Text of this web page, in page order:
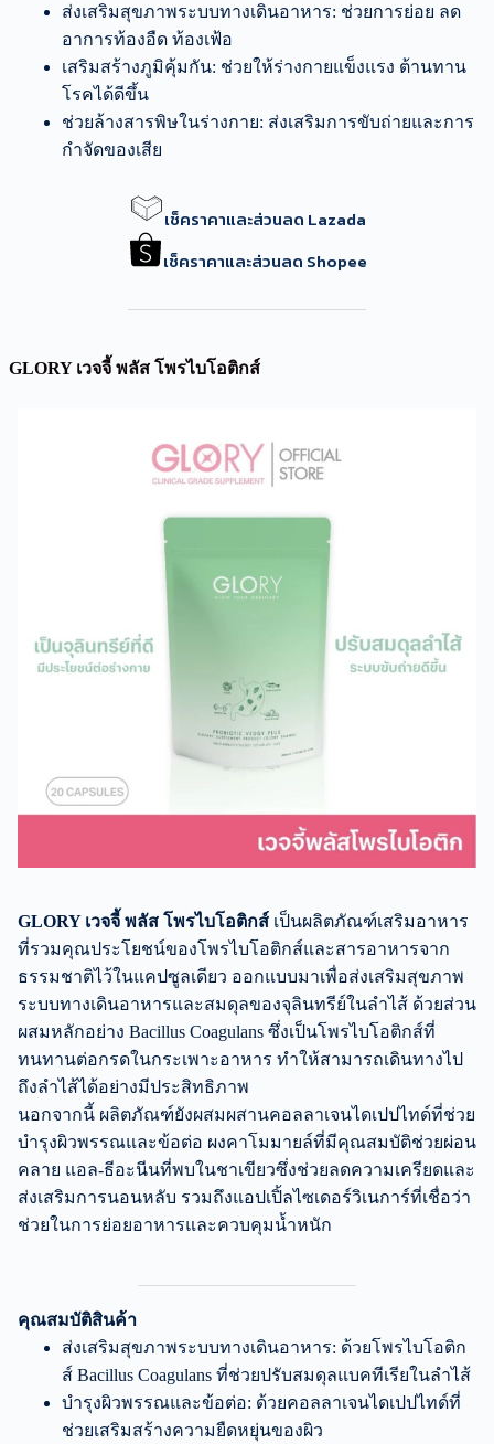
ส่งเสริมสุขภาพระบบทางเดินอาหาร: ช่วยการย่อย ลด
อาการท้องอืด ท้องเฟ้อ
เสริมสร้างภูมิคุ้มกัน: ช่วยให้ร่างกายแข็งแรง ต้านทาน
โรคได้ดีขึ้น
ช่วยล้างสารพิษในร่างกาย: ส่งเสริมการขับถ่ายและการ
กำจัดของเสีย
เช็คราคาและส่วนลด Lazada
เช็คราคาและส่วนลด Shopee
GLORY เวจจี้ พลัส โพรไบโอติกส์
GLORY เวจจี้ พลัส โพรไบโอติกส์ เป็นผลิตภัณฑ์เสริมอาหาร
ที่รวมคุณประโยชน์ของโพรไบโอติกส์และสารอาหารจาก
ธรรมชาติไว้ในแคปซูลเดียว ออกแบบมาเพื่อส่งเสริมสุขภาพ
ระบบทางเดินอาหารและสมดุลของจุลินทรีย์ในลำไส้ ด้วยส่วน
ผสมหลักอย่าง Bacillus Coagulans ซึ่งเป็นโพรไบโอติกส์ที่
ทนทานต่อกรดในกระเพาะอาหาร ทำให้สามารถเดินทางไป
ถึงลำไส้ได้อย่างมีประสิทธิภาพ
นอกจากนี้ ผลิตภัณฑ์ยังผสมผสานคอลลาเจนไดเปปไทด์ที่ช่วย
บำรุงผิวพรรณและข้อต่อ ผงคาโมมายล์ที่มีคุณสมบัติช่วยผ่อน
คลาย แอล-ธีอะนีนที่พบในชาเขียวซึ่งช่วยลดความเครียดและ
ส่งเสริมการนอนหลับ รวมถึงแอปเปิ้ลไซเดอร์วิเนการ์ที่เชื่อว่า
ช่วยในการย่อยอาหารและควบคุมน้ำหนัก
คุณสมบัติสินค้า
ส่งเสริมสุขภาพระบบทางเดินอาหาร: ด้วยโพรไบโอติก
ส์ Bacillus Coagulans ที่ช่วยปรับสมดุลแบคทีเรียในลำไส้
บำรุงผิวพรรณและข้อต่อ: ด้วยคอลลาเจนไดเปปไทด์ที่
ช่วยเสริมสร้างความยืดหยุ่นของผิว